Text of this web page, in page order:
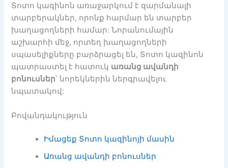
Տոտո կազինոն առաջարկում է զարմանալի
տարբերակներ, որոնք հարմար են տարբեր
խաղացողների համար: Նորանումային
աշխարհի մեջ, որտեղ խաղացողների
սպասելիքները բարձրացել են, Տոտո կազինոն
պատրաստել է հատուկ առանց ավանդի
բոնուսներ՝ նորեկներին ներգրավելու
նպատակով:
Բովանդակություն
Իմացեք Տոտո կազինոյի մասին
Առանց ավանդի բոնուսներ